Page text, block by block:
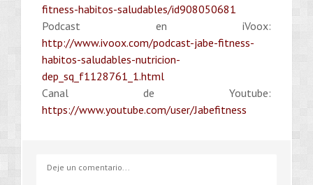
fitness-habitos-saludables/id908050681
Podcast en iVoox:
http://www.ivoox.com/podcast-jabe-fitness-
habitos-saludables-nutricion-
dep_sq_f1128761_1.html
Canal de Youtube:
https://www.youtube.com/user/Jabefitness